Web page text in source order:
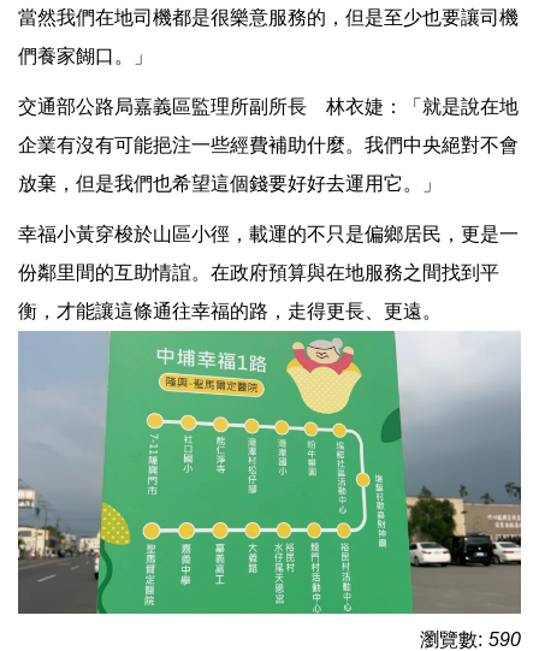
當然我們在地司機都是很樂意服務的，但是至少也要讓司機
們養家餬口。」
交通部公路局嘉義區監理所副所長 林衣婕：「就是說在地
企業有沒有可能挹注一些經費補助什麼。我們中央絕對不會
放棄，但是我們也希望這個錢要好好去運用它。」
幸福小黃穿梭於山區小徑，載運的不只是偏鄉居民，更是一
份鄰里間的互助情誼。在政府預算與在地服務之間找到平
衡，才能讓這條通往幸福的路，走得更長、更遠。
瀏覽數: 590